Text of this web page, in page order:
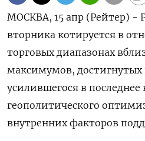
МОСКВА, 15 апр (Рейтер) -
вторника котируется в
торговых диапазонах
максимумов, достигнутых
усилившегося в последнее
геополитического
внутренних факторов